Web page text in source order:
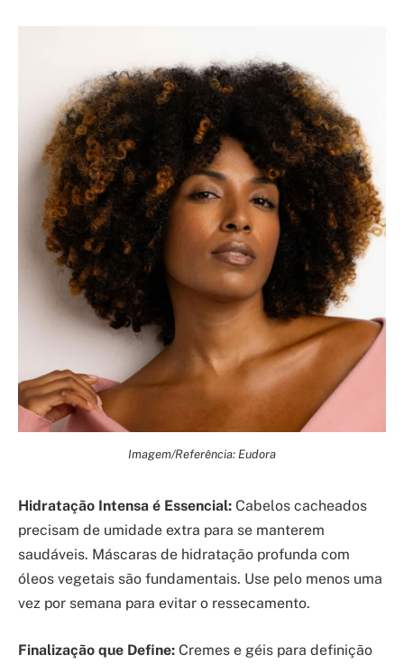
Imagem/Referência: Eudora
Hidratação Intensa é Essencial: Cabelos cacheados
precisam de umidade extra para se manterem
saudáveis. Máscaras de hidratação profunda com
óleos vegetais são fundamentais. Use pelo menos uma
vez por semana para evitar o ressecamento.
Finalização que Define: Cremes e géis para definição